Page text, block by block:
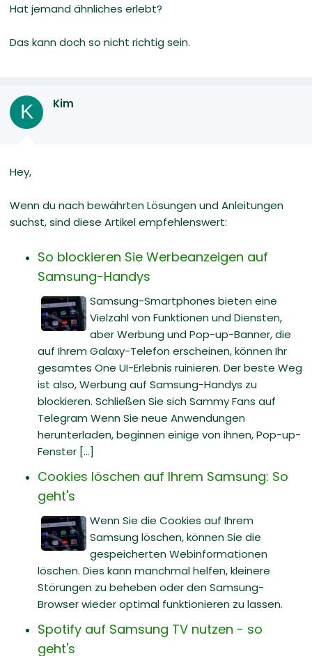
Hat jemand ähnliches erlebt?
Das kann doch so nicht richtig sein.
K Kim
Hey,
Wenn du nach bewährten Lösungen und Anleitungen
suchst, sind diese Artikel empfehlenswert:
So blockieren Sie Werbeanzeigen auf
Samsung-Handys
Samsung-Smartphones bieten eine
Vielzahl von Funktionen und Diensten,
aber Werbung und Pop-up-Banner, die
auf Ihrem Galaxy-Telefon erscheinen, können Ihr
gesamtes One UI-Erlebnis ruinieren. Der beste Weg
ist also, Werbung auf Samsung-Handys zu
blockieren. Schließen Sie sich Sammy Fans auf
Telegram Wenn Sie neue Anwendungen
herunterladen, beginnen einige von ihnen, Pop-up-
Fenster [...]
Cookies löschen auf Ihrem Samsung: So
geht's
Wenn Sie die Cookies auf Ihrem
Samsung löschen, können Sie die
gespeicherten Webinformationen
löschen. Dies kann manchmal helfen, kleinere
Störungen zu beheben oder den Samsung-
Browser wieder optimal funktionieren zu lassen.
Spotify auf Samsung TV nutzen - so
geht's